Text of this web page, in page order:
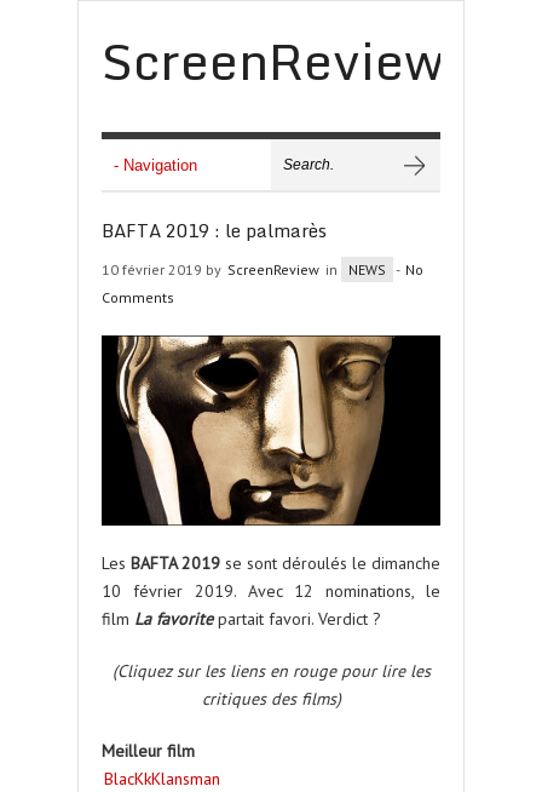
ScreenReview
BAFTA 2019 : le palmarès
10 février 2019 by ScreenReview in NEWS - No
Comments
Les BAFTA 2019 se sont déroulés le dimanche
10 février 2019. Avec 12 nominations, le
film La favoritepartait favori. Verdict ?
(Cliquez sur les liens en rouge pour lire les
critiques des films)
Meilleur film
BlacKkKlansman